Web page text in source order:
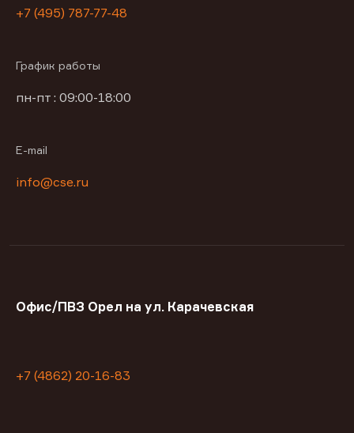
+7 (495) 787-77-48
График работы
пн-пт : 09:00-18:00
E-mail
info@cse.ru
Офис/ПВЗ Орел на ул. Карачевская
+7 (4862) 20-16-83